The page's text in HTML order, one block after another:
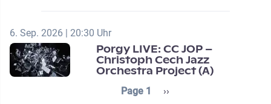
6. Sep. 2026 | 20:30 Uhr
Porgy LIVE: CC JOP –
Christoph Cech Jazz
Orchestra Project (A)
Seitennummerierung
Page 1 Next page
››